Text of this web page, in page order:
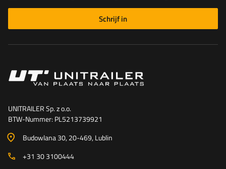
Schrijf in
UNITRAILER Sp. z o.o.
BTW-Nummer: PL5213739921
Budowlana 30, 20-469, Lublin
+31 30 3100444